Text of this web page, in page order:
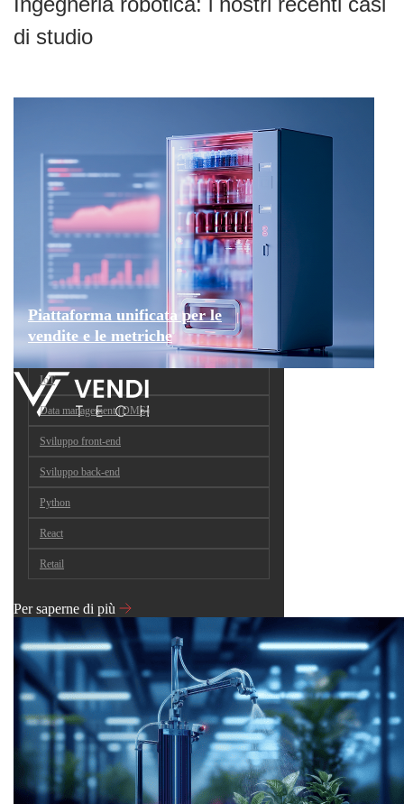
di studio
Piattaforma unificata per le
vendite e le metriche
IoT
Data management (DMS)
Sviluppo front-end
Sviluppo back-end
Python
React
Retail
Per saperne di più